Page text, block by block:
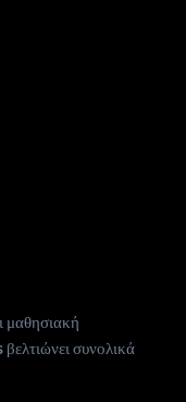
μαθησιακή
βελτιώνει συνολικά